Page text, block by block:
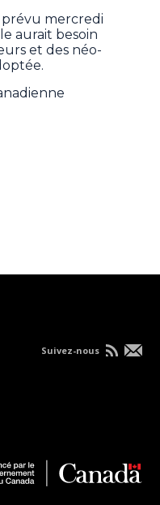
prévu mercredi
aurait besoin
et des néo-
Suivez-nous